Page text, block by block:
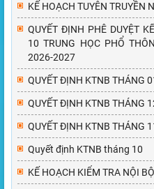
KẾ HOẠCH TUYÊN TRUYỀN
QUYẾT ĐỊNH PHÊ DUYỆT
10 TRUNG HỌC PHỔ
2026-2027
QUYẾT ĐỊNH KTNB THÁNG
QUYẾT ĐỊNH KTNB THÁNG
QUYẾT ĐỊNH KTNB THÁNG
Quyết định KTNB tháng 10
KẾ HOẠCH KIỂM TRA NỘI